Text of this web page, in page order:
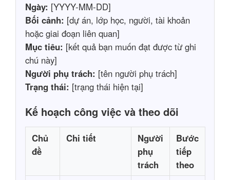
Ngày: [YYYY-MM-DD]
Bối cảnh: [dự án, lớp học, người, tài khoản
hoặc giai đoạn liên quan]
Mục tiêu: [kết quả bạn muốn đạt được từ ghi
chú này]
Người phụ trách: [tên người phụ trách]
Trạng thái: [trạng thái hiện tại]
Kế hoạch công việc và theo dõi
Chủ
đề
Chi tiết
Người
phụ
trách
Bước
tiếp
theo